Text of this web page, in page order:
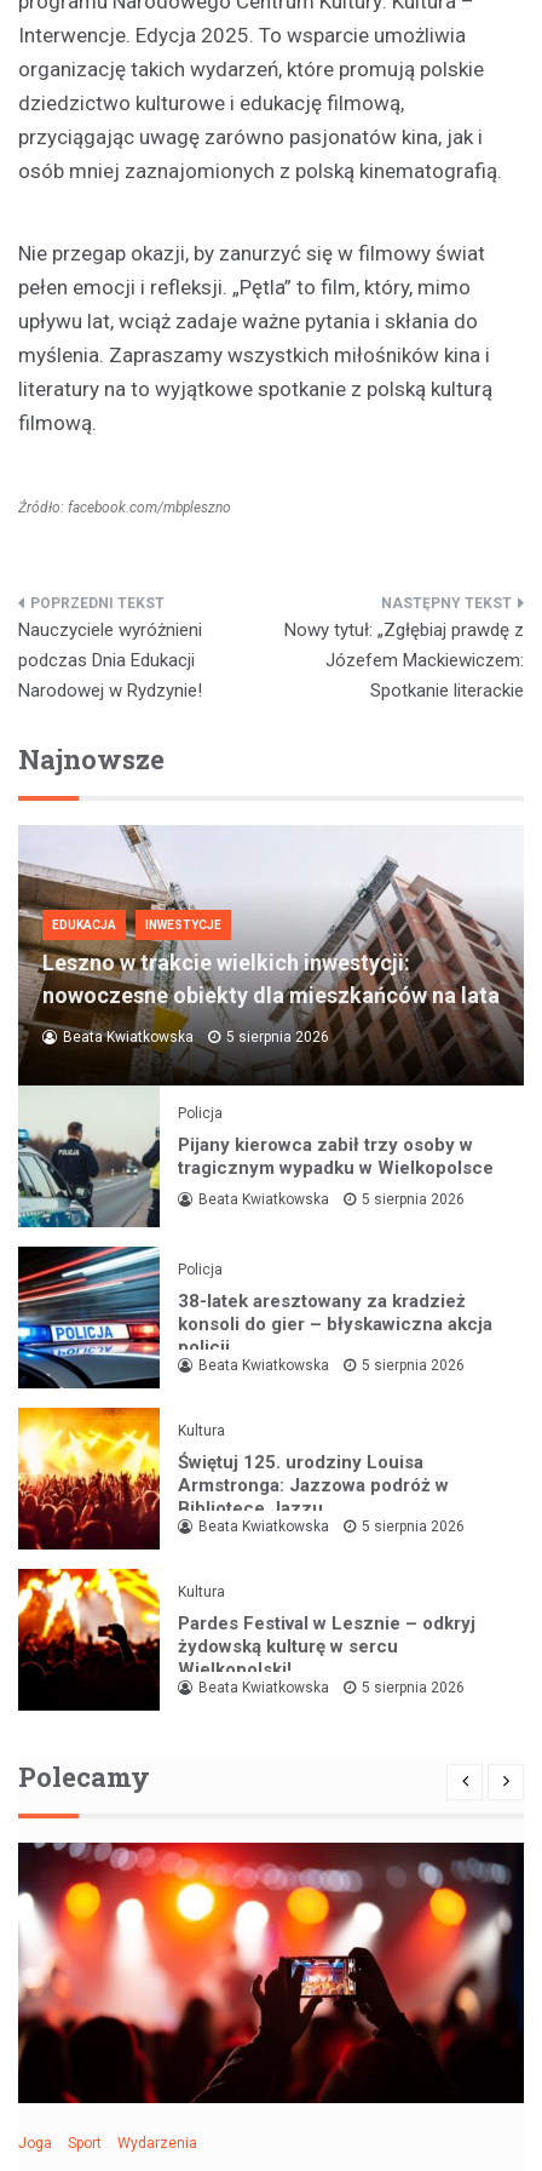
Interwencje. Edycja 2025. To wsparcie umożliwia
organizację takich wydarzeń, które promują polskie
dziedzictwo kulturowe i edukację filmową,
przyciągając uwagę zarówno pasjonatów kina, jak i
osób mniej zaznajomionych z polską kinematografią.
Nie przegap okazji, by zanurzyć się w filmowy świat
pełen emocji i refleksji. „Pętla” to film, który, mimo
upływu lat, wciąż zadaje ważne pytania i skłania do
myślenia. Zapraszamy wszystkich miłośników kina i
literatury na to wyjątkowe spotkanie z polską kulturą
filmową.
Źródło: facebook.com/mbpleszno
Nawigacja
wpisu
Nauczyciele wyróżnieni
podczas Dnia Edukacji
Narodowej w Rydzynie!
Nowy tytuł: „Zgłębiaj prawdę z
Józefem Mackiewiczem:
Spotkanie literackie
Najnowsze
EDUKACJA INWESTYCJE
Leszno w trakcie wielkich inwestycji:
nowoczesne obiekty dla mieszkańców na lata
Beata Kwiatkowska 5 sierpnia 2026
Policja
Pijany kierowca zabił trzy osoby w
tragicznym wypadku w Wielkopolsce
Beata Kwiatkowska 5 sierpnia 2026
Policja
38-latek aresztowany za kradzież
konsoli do gier – błyskawiczna akcja
policji
Beata Kwiatkowska 5 sierpnia 2026
Kultura
Świętuj 125. urodziny Louisa
Armstronga: Jazzowa podróż w
Bibliotece Jazzu
Beata Kwiatkowska 5 sierpnia 2026
Kultura
Pardes Festival w Lesznie – odkryj
żydowską kulturę w sercu
Wielkopolski!
Beata Kwiatkowska 5 sierpnia 2026
Polecamy
Joga Sport Wydarzenia